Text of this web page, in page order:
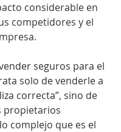
considerable en
competidores y el
seguros para el
solo de venderle a
correcta”, sino de
propietarios
complejo que es el